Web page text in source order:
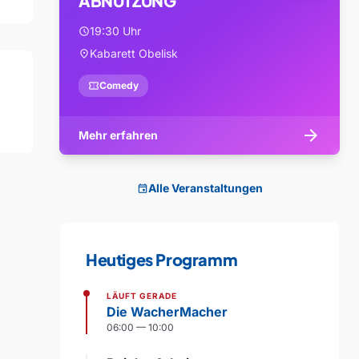
schedule19:30 Uhr
location_onKabarett Obelisk
confirmation_numberComedy
Mehr erfahren arrow_forward
eventAlle Veranstaltungen
Heutiges Programm
LÄUFT GERADE
Die WacherMacher
06:00 — 10:00